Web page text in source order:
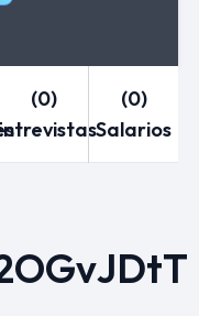
(0)
(0)
Salarios